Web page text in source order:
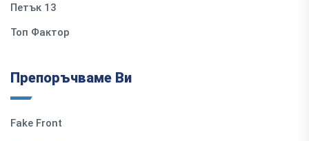
Петък 13
Топ Фактор
Препоръчваме Ви
Fake Front